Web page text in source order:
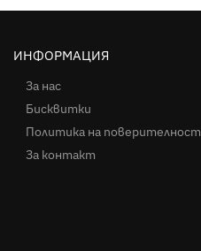
ИНФОРМАЦИЯ
За нас
Бисквитки
Политика на поверителност
За контакт